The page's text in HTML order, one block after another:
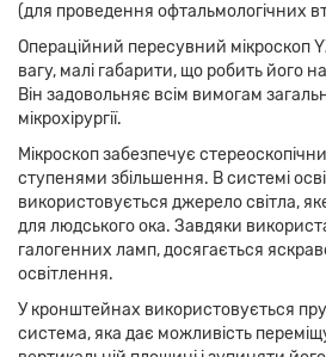
(для проведення офтальмологічних
Операційний пересувний мікроскоп
вагу, малі габарити, що робить його
Він задовольняє всім вимогам
мікрохірургії.
Мікроскоп забезпечує
ступенями збільшення. В системі
використовується джерело світла,
для людського ока. Завдяки
галогенних ламп, досягається
освітлення.
У кронштейнах використовується
система, яка дає можливість